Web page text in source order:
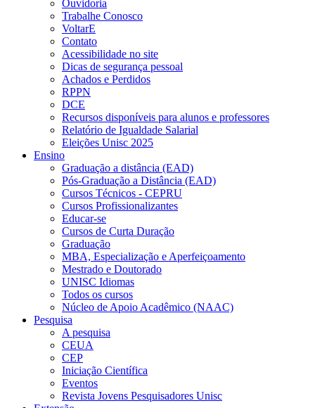
Ouvidoria
Trabalhe Conosco
VoltarE
Contato
Acessibilidade no site
Dicas de segurança pessoal
Achados e Perdidos
RPPN
DCE
Recursos disponíveis para alunos e professores
Relatório de Igualdade Salarial
Eleições Unisc 2025
Ensino
Graduação a distância (EAD)
Pós-Graduação a Distância (EAD)
Cursos Técnicos - CEPRU
Cursos Profissionalizantes
Educar-se
Cursos de Curta Duração
Graduação
MBA, Especialização e Aperfeiçoamento
Mestrado e Doutorado
UNISC Idiomas
Todos os cursos
Núcleo de Apoio Acadêmico (NAAC)
Pesquisa
A pesquisa
CEUA
CEP
Iniciação Científica
Eventos
Revista Jovens Pesquisadores Unisc